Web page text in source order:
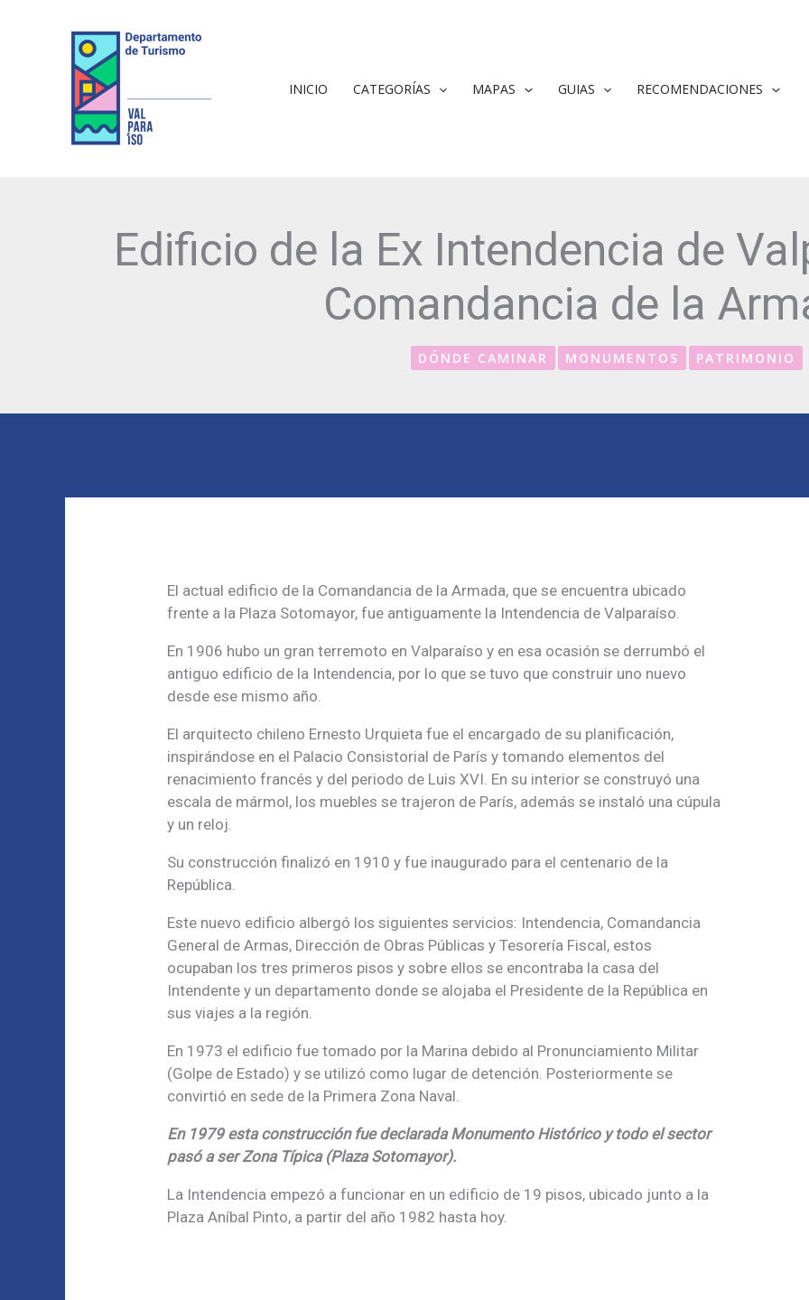
INICIO CATEGORÍAS MAPAS GUIAS RECOMENDACIONES
Edificio de la Ex Intendencia de
Comandancia de la
DÓNDE CAMINAR MONUMENTOS PATRIMONIO
El actual edificio de la Comandancia de la Armada, que se encuentra ubicado
frente a la Plaza Sotomayor, fue antiguamente la Intendencia de Valparaíso.
En 1906 hubo un gran terremoto en Valparaíso y en esa ocasión se derrumbó el
antiguo edificio de la Intendencia, por lo que se tuvo que construir uno nuevo
desde ese mismo año.
El arquitecto chileno Ernesto Urquieta fue el encargado de su planificación,
inspirándose en el Palacio Consistorial de París y tomando elementos del
renacimiento francés y del periodo de Luis XVI. En su interior se construyó una
escala de mármol, los muebles se trajeron de París, además se instaló una cúpula
y un reloj.
Su construcción finalizó en 1910 y fue inaugurado para el centenario de la
República.
Este nuevo edificio albergó los siguientes servicios: Intendencia, Comandancia
General de Armas, Dirección de Obras Públicas y Tesorería Fiscal, estos
ocupaban los tres primeros pisos y sobre ellos se encontraba la casa del
Intendente y un departamento donde se alojaba el Presidente de la República en
sus viajes a la región.
En 1973 el edificio fue tomado por la Marina debido al Pronunciamiento Militar
(Golpe de Estado) y se utilizó como lugar de detención. Posteriormente se
convirtió en sede de la Primera Zona Naval.
En 1979 esta construcción fue declarada Monumento Histórico y todo el sector
pasó a ser Zona Típica (Plaza Sotomayor).
La Intendencia empezó a funcionar en un edificio de 19 pisos, ubicado junto a la
Plaza Aníbal Pinto, a partir del año 1982 hasta hoy.